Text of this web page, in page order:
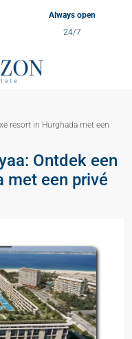
Always open
24/7
resort in Hurghada met een
Ontdek een
met een privé